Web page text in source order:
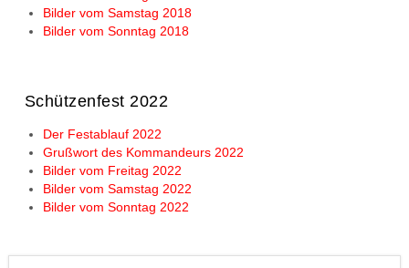
Bilder vom Samstag 2018
Bilder vom Sonntag 2018
Schützenfest 2022
Der Festablauf 2022
Grußwort des Kommandeurs 2022
Bilder vom Freitag 2022
Bilder vom Samstag 2022
Bilder vom Sonntag 2022